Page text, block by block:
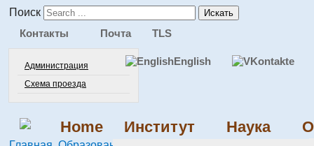
Поиск Искать
Контакты
Администрация
Схема проезда
Почта TLS
English
Home Институт Наука